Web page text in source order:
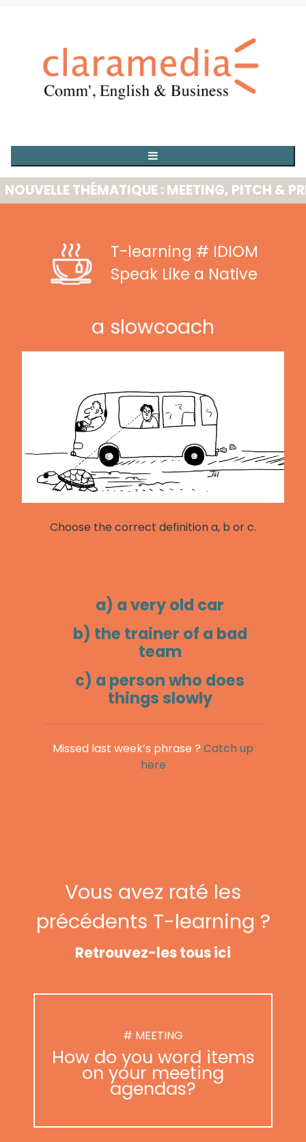
THÉMATIQUE : MEETING, PITCH &
T-learning # IDIOM
Speak Like a Native
a slowcoach
Choose the correct definition a, b or c.
a) a very old car
b) the trainer of a bad
team
c) a person who does
things slowly
Missed last week’s phrase ? Catch up
here
Vous avez raté les
précédents T-learning ?
Retrouvez-les tous ici
# MEETING
How do you word items
on your meeting
agendas?